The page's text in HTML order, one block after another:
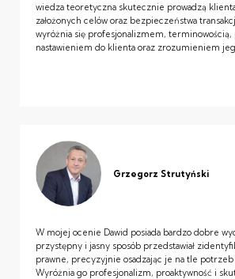
wiedza teoretyczna skutecznie prowadzą
założonych celów oraz bezpieczeństwa
wyróżnia się profesjonalizmem, terminowością,
nastawieniem do klienta oraz zrozumieniem
Grzegorz Strutyński
W mojej ocenie Dawid posiada bardzo dobre
przystępny i jasny sposób przedstawiał
prawne, precyzyjnie osadzając je na tle
Wyróżnia go profesjonalizm, proaktywność i